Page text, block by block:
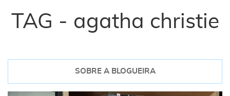
TAG - agatha christie
SOBRE A BLOGUEIRA